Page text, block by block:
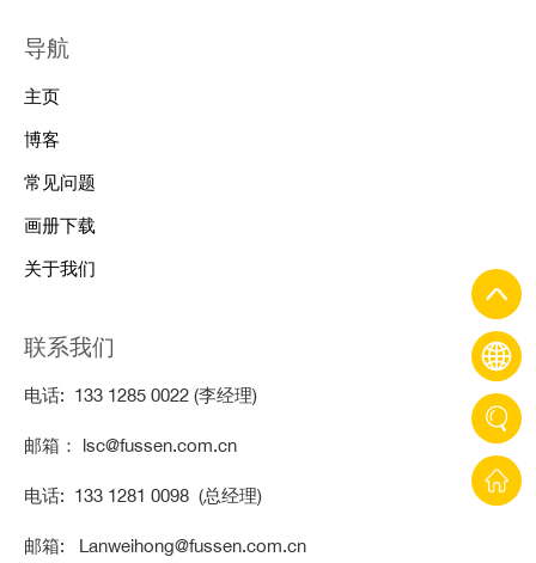
导航
主页
博客
常见问题
画册下载
关于我们
联系我们
电话: 133 1285 0022 (李经理)
邮箱： lsc@fussen.com.cn
电话: 133 1281 0098 (总经理)
邮箱: Lanweihong@fussen.com.cn